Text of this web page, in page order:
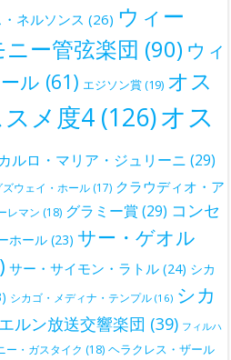
ネルソンス (26) ウィー
ー管弦楽団 (90) ウィ
ル (61) エジソン賞(19) オス
メ度4 (126)オス
ルロ・マリア・ジュリーニ (29)
ズウェイ・ホール (17) クラウディオ・ア
レマン (18) グラミー賞 (29) コンセ
ホール (23) サー・ゲオル
サー・サイモン・ラトル (24) シカ
シカゴ・メディナ・テンプル (16) シカ
ルン放送交響楽団 (39) フィルハ
ー・ガスタイク (18) ヘラクレス・ザール